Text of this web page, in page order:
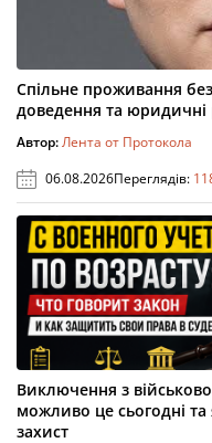
Спільне проживання
доведення та
Автор:Лента от Протокола
06.08.2026Переглядів:
Виключення з
можливо це сьогодні та
захист